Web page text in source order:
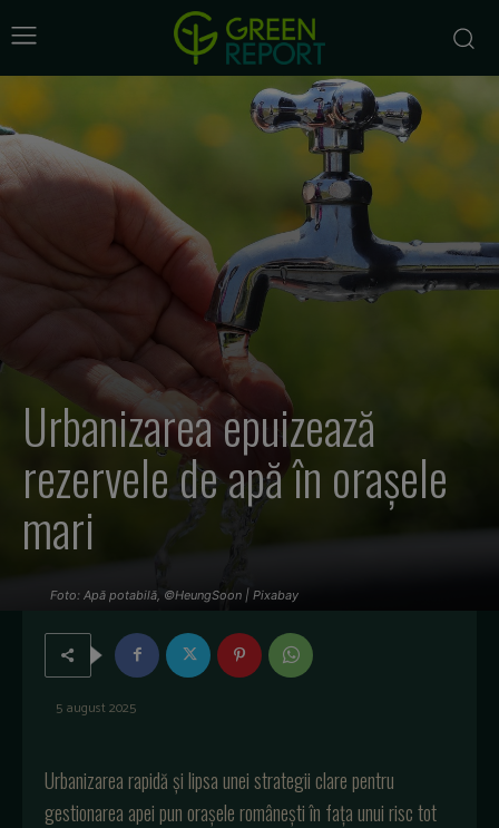
Urbanizarea epuizează
rezervele de apă în orașele
mari
Foto: Apă potabilă, ©HeungSoon | Pixabay
5 august 2025
Urbanizarea rapidă și lipsa unei strategii clare pentru
gestionarea apei pun orașele românești în fața unui risc tot